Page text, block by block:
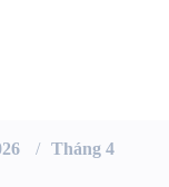
Tháng 4